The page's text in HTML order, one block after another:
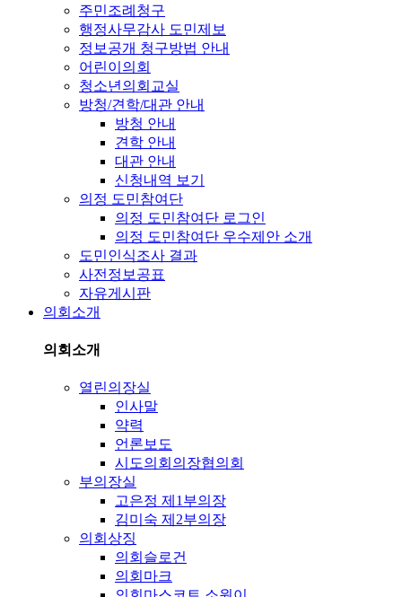
주민조례청구
행정사무감사 도민제보
정보공개 청구방법 안내
어린이의회
청소년의회교실
방청/견학/대관 안내
방청 안내
견학 안내
대관 안내
신청내역 보기
의정 도민참여단
의정 도민참여단 로그인
의정 도민참여단 우수제안 소개
도민인식조사 결과
사전정보공표
자유게시판
의회소개
의회소개
열린의장실
인사말
약력
언론보도
시도의회의장협의회
부의장실
고은정 제1부의장
김미숙 제2부의장
의회상징
의회슬로건
의회마크